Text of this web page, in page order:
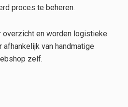
proces te beheren.
overzicht en worden logistieke
van handmatige
zelf.